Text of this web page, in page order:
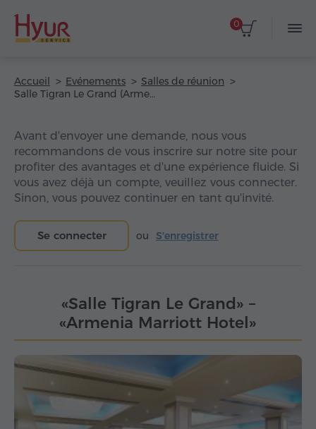
0
Accueil Evénements
Salles de réunion
Salle Tigran Le Grand (Armenia Marriott Hotel)
Avant d'envoyer une demande, nous vous
recommandons de vous inscrire sur notre site pour
profiter des avantages et d'une expérience fluide. Si
vous avez déjà un compte, veuillez vous connecter.
Sinon, vous pouvez continuer en tant qu'invité.
Se connecter ou S'enregistrer
«Salle Tigran Le Grand» –
«Armenia Marriott Hotel»